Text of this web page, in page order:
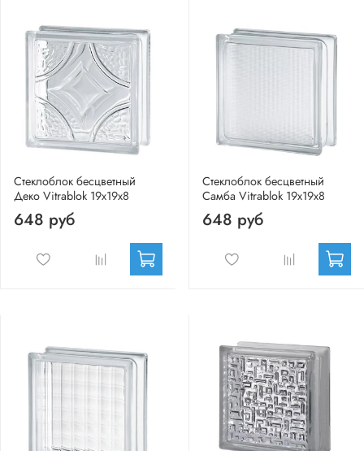
Стеклоблок бесцветный
Деко Vitrablok 19х19х8
648 руб
Стеклоблок бесцветный
Самба Vitrablok 19х19х8
648 руб